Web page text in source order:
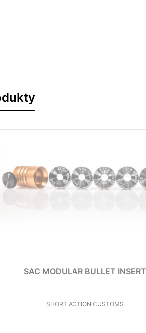
SAC MODULAR BULLET INSERT
PRODUCENT
SHORT ACTION CUSTOMS